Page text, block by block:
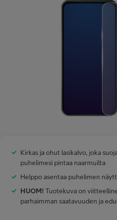
Kirkas ja ohut lasikalvo, joka
puhelimesi pintaa naarmuilta
Helppo asentaa puhelimen
HUOM! Tuotekuva on
parhaimman saatavuuden ja